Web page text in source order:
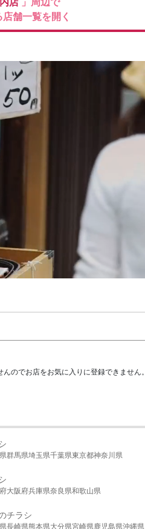
舗一覧を開く
のでお店をお気に入りに登録できません。
群馬県埼玉県千葉県東京都神奈川県
大阪府兵庫県奈良県和歌山県
チラシ
長崎県熊本県大分県宮崎県鹿児島県沖縄県